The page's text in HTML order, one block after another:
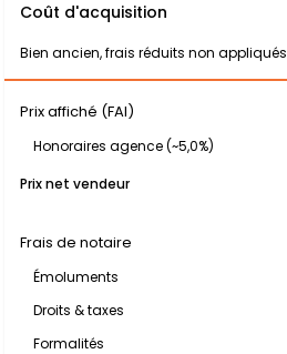
Coût d'acquisition
Bien ancien, frais réduits non appliqués
Prix affiché (FAI)
Honoraires agence (~5,0%)
Prix net vendeur
Frais de notaire
Émoluments
Droits & taxes
Formalités